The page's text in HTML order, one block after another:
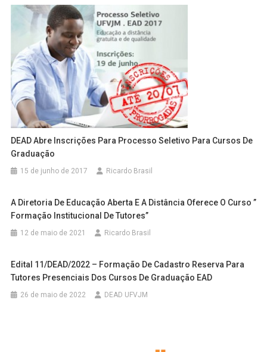
DEAD Abre Inscrições Para Processo Seletivo Para Cursos De
Graduação
15 de junho de 2017 Ricardo Brasil
A Diretoria De Educação Aberta E A Distância Oferece O Curso ”
Formação Institucional De Tutores”
12 de maio de 2021 Ricardo Brasil
Edital 11/DEAD/2022 – Formação De Cadastro Reserva Para
Tutores Presenciais Dos Cursos De Graduação EAD
26 de maio de 2022 DEAD UFVJM